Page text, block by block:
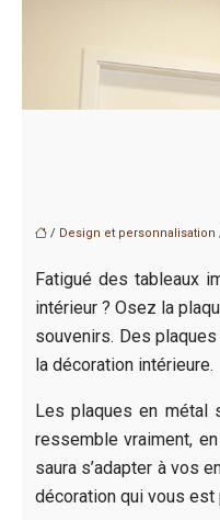
/ Design et personnalisation
Fatigué des tableaux
intérieur ? Osez la
souvenirs. Des
la décoration intérieure.
Les plaques en métal
ressemble vraiment,
saura s’adapter à vos
décoration qui vous est